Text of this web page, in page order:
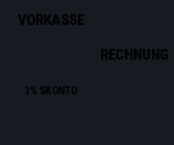
VORKASSE
1% SKONTO
RECHNUNG